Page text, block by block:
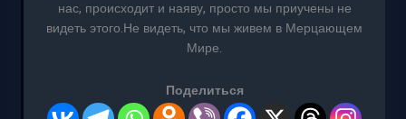
нас, происходит и наяву, просто мы приучены не
видеть этого.Не видеть, что мы живем в Мерцающем
Мире.
Поделиться